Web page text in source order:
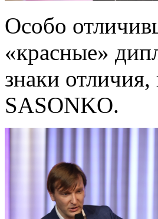
Особо
«красные»
знаки
SASONKO.